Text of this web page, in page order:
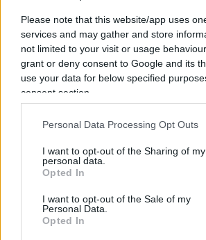
Please note that this website/app uses
services and may gather and store
not limited to your visit or usage
grant or deny consent to Google and its
use your data for below specified
consent section.
Personal Data Processing Opt Outs
I want to opt-out of the Sharing of my
personal data.
Opted In
I want to opt-out of the Sale of my
Personal Data.
Opted In
non all’inizio dell’era industriale.
vieppiù consolidata grazie a
matematici i quali, includendo
parametri che controllano il
riscaldamento se il parametro
antropiche” è incluso tra i
parametro è invece escluso.
stessi modelli calcolano
antropiche crescono al ritmo
cresciute finora, il clima del 2100